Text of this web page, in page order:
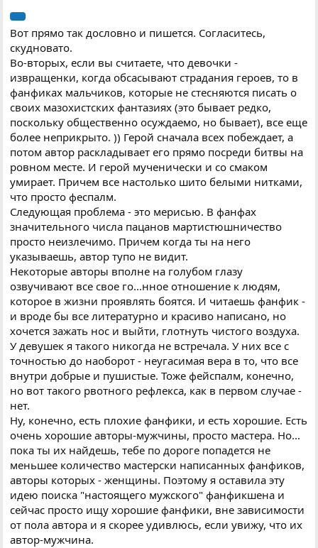
Вот прямо так дословно и пишется. Согласитесь,
скудновато.
Во-вторых, если вы считаете, что девочки -
извращенки, когда обсасывают страдания героев, то в
фанфиках мальчиков, которые не стесняются писать о
своих мазохистских фантазиях (это бывает редко,
поскольку общественно осуждаемо, но бывает), все еще
более неприкрыто. )) Герой сначала всех побеждает, а
потом автор раскладывает его прямо посреди битвы на
ровном месте. И герой мученически и со смаком
умирает. Причем все настолько шито белыми нитками,
что просто феспалм.
Следующая проблема - это мерисью. В фанфах
значительного числа пацанов мартистюшничество
просто неизлечимо. Причем когда ты на него
указываешь, автор тупо не видит.
Некоторые авторы вполне на голубом глазу
озвучивают все свое го...нное отношение к людям,
которое в жизни проявлять боятся. И читаешь фанфик -
и вроде бы все литературно и красиво написано, но
хочется зажать нос и выйти, глотнуть чистого воздуха.
У девушек я такого никогда не встречала. У них все с
точностью до наоборот - неугасимая вера в то, что все
внутри добрые и пушистые. Тоже фейспалм, конечно,
но вот такого рвотного рефлекса, как в первом случае -
нет.
Ну, конечно, есть плохие фанфики, и есть хорошие. Есть
очень хорошие авторы-мужчины, просто мастера. Но...
пока ты их найдешь, тебе по дороге попадется не
меньшее количество мастерски написанных фанфиков,
авторы которых - женщины. Поэтому я оставила эту
идею поиска "настоящего мужского" фанфикшена и
сейчас просто ищу хорошие фанфики, вне зависимости
от пола автора и я скорее удивлюсь, если увижу, что их
автор-мужчина.